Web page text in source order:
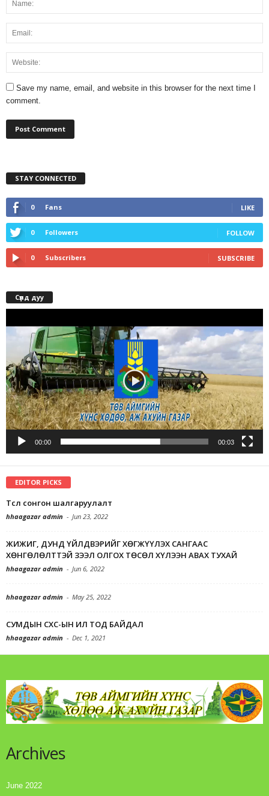
Save my name, email, and website in this browser for the next time I
comment.
STAY CONNECTED
0 Fans LIKE
0 Followers FOLLOW
0 Subscribers SUBSCRIBE
Сүлд дуу
Player
00:00 00:03
EDITOR PICKS
Төсөл сонгон шалгаруулалт
hhaagazar admin - Jun 23, 2022
ЖИЖИГ, ДУНД ҮЙЛДВЭРИЙГ ХӨГЖҮҮЛЭХ САНГААС
ХӨНГӨЛӨЛТТЭЙ ЗЭЭЛ ОЛГОХ ТӨСӨЛ ХҮЛЭЭН АВАХ ТУХАЙ
hhaagazar admin - Jun 6, 2022
hhaagazar admin - May 25, 2022
СУМДЫН СХС-ЫН ИЛ ТОД БАЙДАЛ
hhaagazar admin - Dec 1, 2021
Archives
June 2022